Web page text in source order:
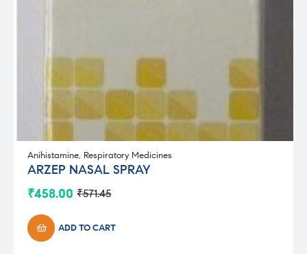
Anihistamine, Respiratory Medicines
ARZEP NASAL SPRAY
₹571.45
Original
was:
₹571.45.
₹458.00
Current
is:
₹458.00.ADD TO CART